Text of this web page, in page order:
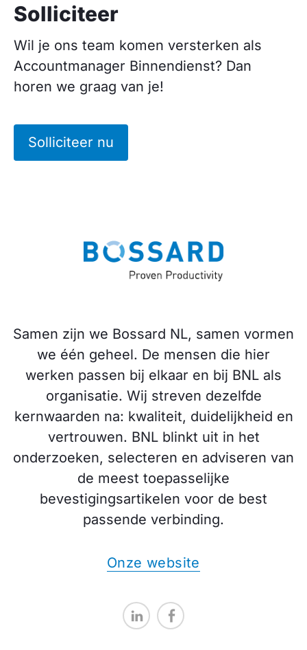
Solliciteer
Wil je ons team komen versterken als
Accountmanager Binnendienst? Dan
horen we graag van je!
Solliciteer nu
Samen zijn we Bossard NL, samen vormen
we één geheel. De mensen die hier
werken passen bij elkaar en bij BNL als
organisatie. Wij streven dezelfde
kernwaarden na: kwaliteit, duidelijkheid en
vertrouwen. BNL blinkt uit in het
onderzoeken, selecteren en adviseren van
de meest toepasselijke
bevestigingsartikelen voor de best
passende verbinding.
Onze website